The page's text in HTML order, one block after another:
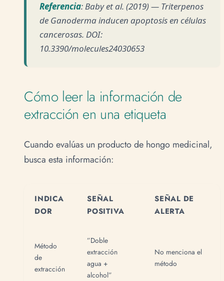
Referencia: Baby et al. (2019) — Triterpenos
de Ganoderma inducen apoptosis en células
cancerosas. DOI:
10.3390/molecules24030653
Cómo leer la información de
extracción en una etiqueta
Cuando evalúas un producto de hongo medicinal,
busca esta información:
INDICA
DOR
SEÑAL
POSITIVA
SEÑAL DE
ALERTA
Método
de
extracción
”Doble
extracción
agua +
alcohol”
No menciona el
método